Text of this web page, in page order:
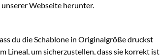
Webseite herunter.
du die Schablone in Originalgröße druckst
Lineal, um sicherzustellen, dass sie korrekt ist.